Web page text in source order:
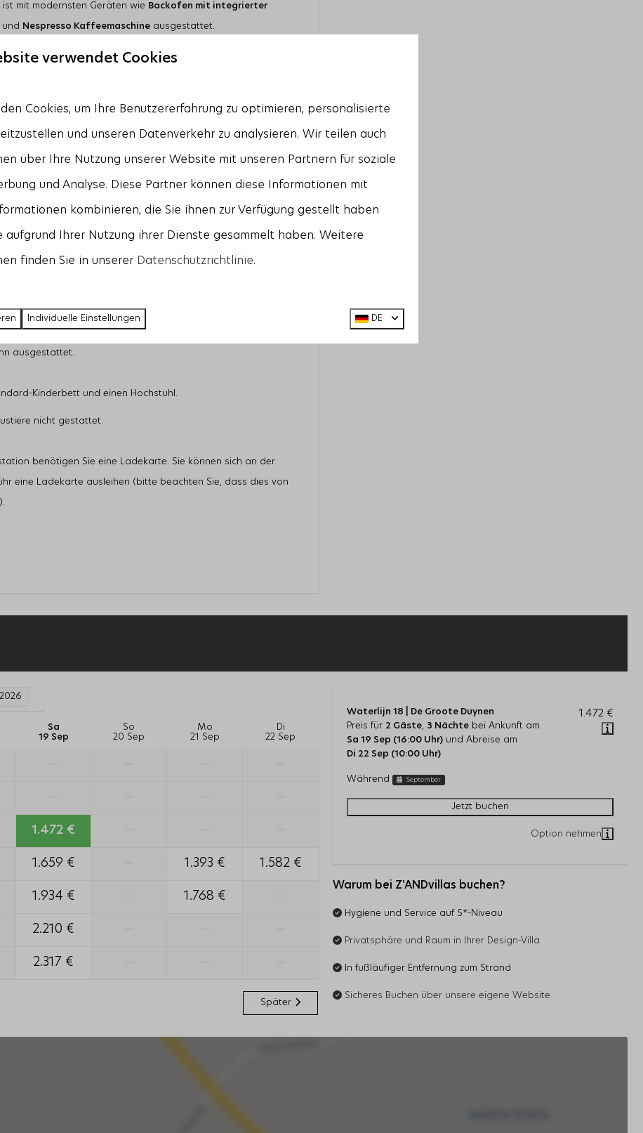
Anzahl Schlafzimmer mit Fernseher: 2
Anzahl der Schlafzimmer mit Mückengitter: 3
mit modernsten Geräten wie Backofen mit integrierter
und Nespresso Kaffeemaschine ausgestattet.
über drei geräumige Schlafzimmer und zwei moderne
Master Bedroom hat ein privates Badezimmer mit Badewanne,
Das zweite Badezimmer verfügt über eine bodengleiche
Auf dem Flur befindet sich eine separate Gästetoilette.
mit einFlachbild-TV mit extra deutschen Sendern.
im Wohnzimmer öffnen, wird dieextra große und sonnige
zum Wohnraum im Freien. Hier stehen Ihnen ein großer design
Sonnenliegen zur Verfügung. Der großzügige Garten
und ist in sanft ansteigende Dünen, Strandhafer und
Dank der
mit einer
Ihnen stehen zwei Parkplätze zur Verfügung.
ausgestattet.
Kinderbett und einen Hochstuhl.
nicht gestattet.
benötigen Sie eine Ladekarte. Sie können sich an der
eine Ladekarte ausleihen (bitte beachten Sie, dass dies von
Sa
19 Sep
So
20 Sep
Mo
21 Sep
Di
22 Sep
1.472 €
1.659 € 1.393 € 1.582 €
1.934 € 1.768 €
2.210 €
2.317 €
Später
1.472 €
Waterlijn 18 | De Groote Duynen
Preis für 2 Gäste, 3 Nächte bei Ankunft am
Sa 19 Sep (16:00 Uhr) und Abreise am
Di 22 Sep (10:00 Uhr)
Während September
Jetzt buchen
Warum bei Z'ANDvillas buchen?
Hygiene und Service auf 5*-Niveau
Privatsphäre und Raum in Ihrer Design-Villa
In fußläufiger Entfernung zum Strand
Sicheres Buchen über unsere eigene Website
verwendet Cookies
Cookies, um Ihre Benutzererfahrung zu optimieren, personalisierte
und unseren Datenverkehr zu analysieren. Wir teilen auch
über Ihre Nutzung unserer Website mit unseren Partnern für soziale
und Analyse. Diese Partner können diese Informationen mit
kombinieren, die Sie ihnen zur Verfügung gestellt haben
aufgrund Ihrer Nutzung ihrer Dienste gesammelt haben. Weitere
finden Sie in unserer Datenschutzrichtlinie.
Individuelle Einstellungen DE